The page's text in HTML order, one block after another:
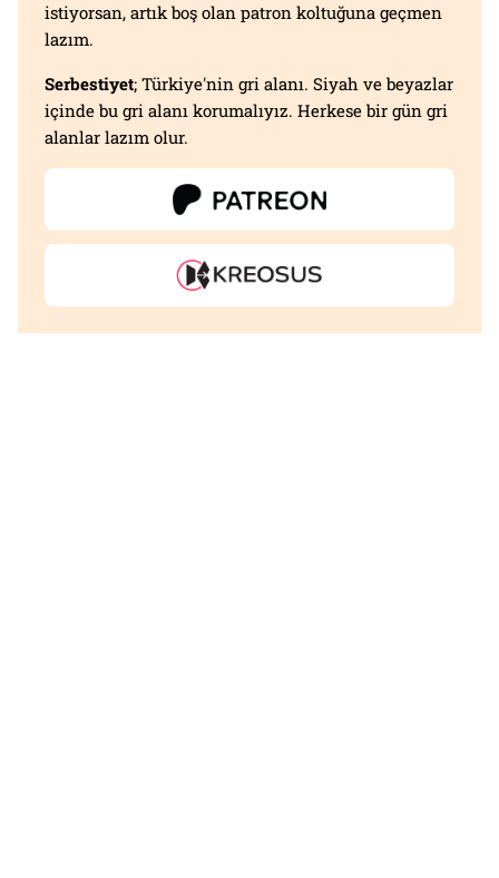
istiyorsan, artık boş olan patron koltuğuna geçmen
lazım.
Serbestiyet; Türkiye'nin gri alanı. Siyah ve beyazlar
içinde bu gri alanı korumalıyız. Herkese bir gün gri
alanlar lazım olur.